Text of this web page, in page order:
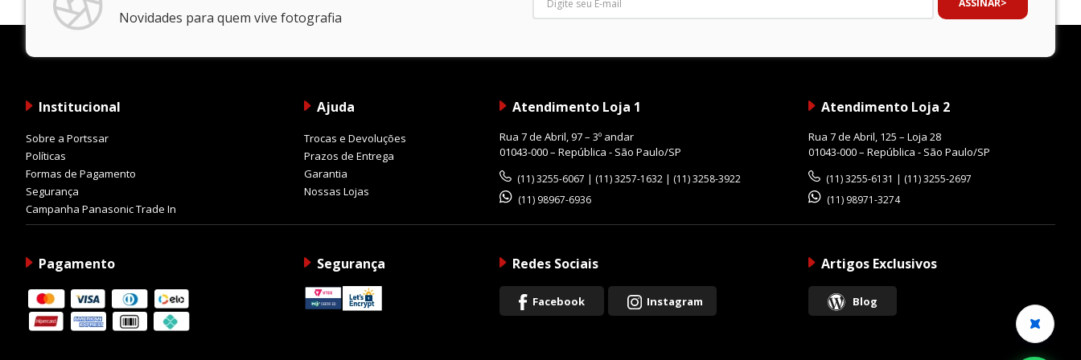
Novidades para quem vive fotografia
Institucional
Sobre a Portssar
Políticas
Formas de Pagamento
Segurança
Campanha Panasonic Trade In
Ajuda
Trocas e Devoluções
Prazos de Entrega
Garantia
Nossas Lojas
Atendimento Loja 1
Rua 7 de Abril, 97 – 3º andar
01043-000 – República - São Paulo/SP
(11) 3255-6067 | (11) 3257-1632 | (11) 3258-3922
(11) 98967-6936
Atendimento Loja 2
Rua 7 de Abril, 125 – Loja 28
01043-000 – República - São Paulo/SP
(11) 3255-6131 | (11) 3255-2697
(11) 98971-3274
Pagamento Segurança Redes Sociais
Facebook Instagram
Artigos Exclusivos
Blog